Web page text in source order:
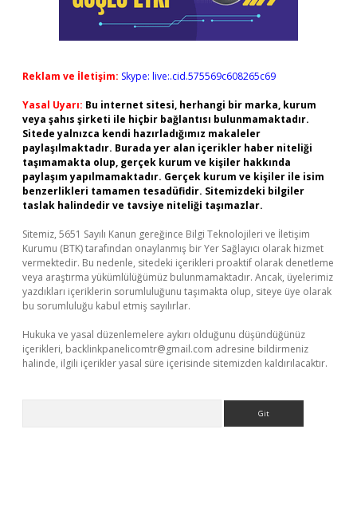
Reklam ve İletişim: Skype: live:.cid.575569c608265c69
Yasal Uyarı: Bu internet sitesi, herhangi bir marka, kurum
veya şahıs şirketi ile hiçbir bağlantısı bulunmamaktadır.
Sitede yalnızca kendi hazırladığımız makaleler
paylaşılmaktadır. Burada yer alan içerikler haber niteliği
taşımamakta olup, gerçek kurum ve kişiler hakkında
paylaşım yapılmamaktadır. Gerçek kurum ve kişiler ile isim
benzerlikleri tamamen tesadüfidir. Sitemizdeki bilgiler
taslak halindedir ve tavsiye niteliği taşımazlar.
Sitemiz, 5651 Sayılı Kanun gereğince Bilgi Teknolojileri ve İletişim
Kurumu (BTK) tarafından onaylanmış bir Yer Sağlayıcı olarak hizmet
vermektedir. Bu nedenle, sitedeki içerikleri proaktif olarak denetleme
veya araştırma yükümlülüğümüz bulunmamaktadır. Ancak, üyelerimiz
yazdıkları içeriklerin sorumluluğunu taşımakta olup, siteye üye olarak
bu sorumluluğu kabul etmiş sayılırlar.
Hukuka ve yasal düzenlemelere aykırı olduğunu düşündüğünüz
içerikleri, backlinkpanelicomtr@gmail.com adresine bildirmeniz
halinde, ilgili içerikler yasal süre içerisinde sitemizden kaldırılacaktır.